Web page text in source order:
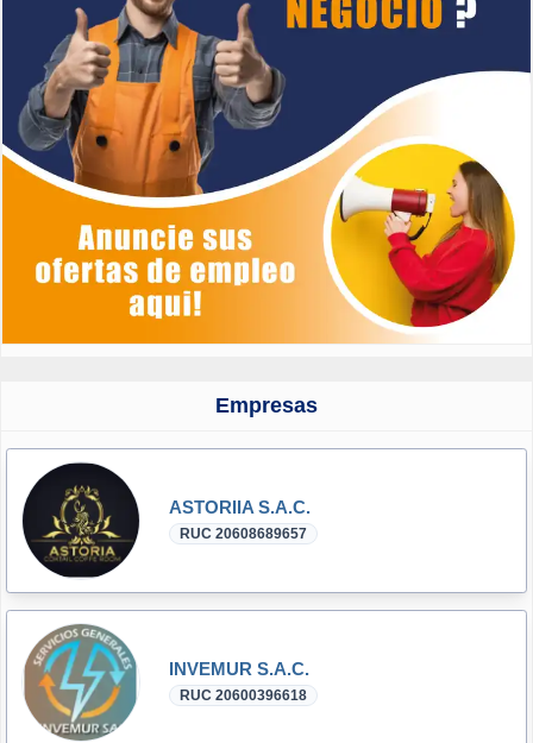
Empresas
ASTORIIA S.A.C.
RUC 20608689657
INVEMUR S.A.C.
RUC 20600396618